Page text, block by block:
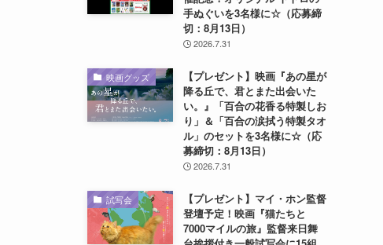
手ぬぐいを3名様に☆（応募締
切：8月13日）
2026.7.31
映画グッズ
【プレゼント】映画『あの星が
降る丘で、君とまた出会いた
い。』「百合の花香る特製しお
り」＆「百合の涙拭う特製タオ
ル」のセットを3名様に☆（応
募締切：8月13日）
2026.7.31
試写会
【プレゼント】マイ・ホン監督
登壇予定！映画『猫たちと
7000マイルの旅』監督来日舞